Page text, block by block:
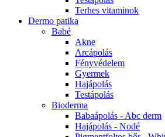
Terhes vitaminok
Dermo patika
Babé
Akne
Arcápolás
Fényvédelem
Gyermek
Hajápolás
Testápolás
Bioderma
Babaápolás - Abc derm
Hajápolás - Nodé